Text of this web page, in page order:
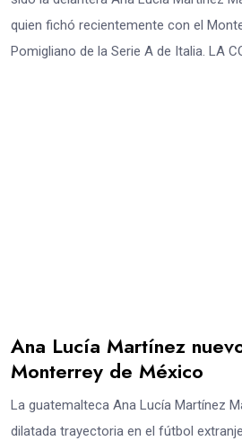
quien fichó recientemente con el
Pomigliano de la Serie A de Italia. LA
Ana Lucía Martínez
Monterrey de México
La guatemalteca Ana Lucía Martínez
dilatada trayectoria en el fútbol